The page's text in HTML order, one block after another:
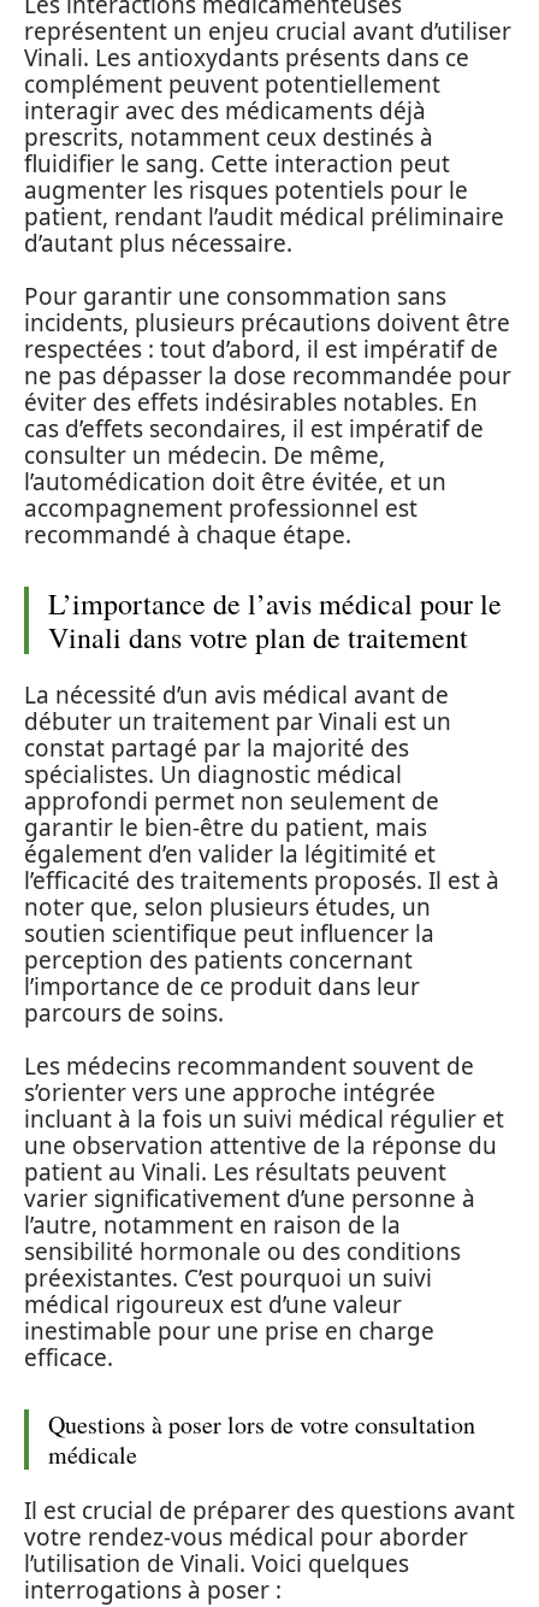
représentent un enjeu crucial avant d’utiliser
Vinali. Les antioxydants présents dans ce
complément peuvent potentiellement
interagir avec des médicaments déjà
prescrits, notamment ceux destinés à
fluidifier le sang. Cette interaction peut
augmenter les risques potentiels pour le
patient, rendant l’audit médical préliminaire
d’autant plus nécessaire.
Pour garantir une consommation sans
incidents, plusieurs précautions doivent être
respectées : tout d’abord, il est impératif de
ne pas dépasser la dose recommandée pour
éviter des effets indésirables notables. En
cas d’effets secondaires, il est impératif de
consulter un médecin. De même,
l’automédication doit être évitée, et un
accompagnement professionnel est
recommandé à chaque étape.
L’importance de l’avis médical pour le
Vinali dans votre plan de traitement
La nécessité d’un avis médical avant de
débuter un traitement par Vinali est un
constat partagé par la majorité des
spécialistes. Un diagnostic médical
approfondi permet non seulement de
garantir le bien-être du patient, mais
également d’en valider la légitimité et
l’efficacité des traitements proposés. Il est à
noter que, selon plusieurs études, un
soutien scientifique peut influencer la
perception des patients concernant
l’importance de ce produit dans leur
parcours de soins.
Les médecins recommandent souvent de
s’orienter vers une approche intégrée
incluant à la fois un suivi médical régulier et
une observation attentive de la réponse du
patient au Vinali. Les résultats peuvent
varier significativement d’une personne à
l’autre, notamment en raison de la
sensibilité hormonale ou des conditions
préexistantes. C’est pourquoi un suivi
médical rigoureux est d’une valeur
inestimable pour une prise en charge
efficace.
Questions à poser lors de votre consultation
médicale
Il est crucial de préparer des questions avant
votre rendez-vous médical pour aborder
l’utilisation de Vinali. Voici quelques
interrogations à poser :